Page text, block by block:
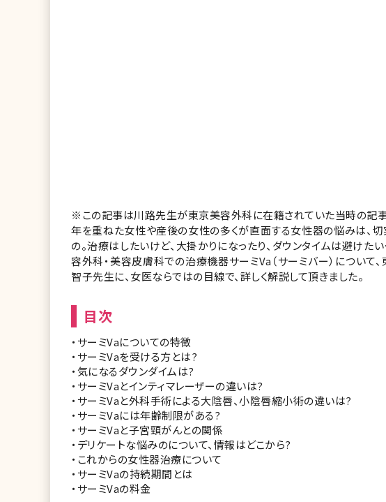
※この記事は川路先生が東京美容外科に在籍されていた当時の記事
年を重ねた女性や産後の女性の多くが直面する女性器の悩みは、
の。治療はしたいけど、大掛かりになったり、ダウンタイムは避け
容外科・美容皮膚科での治療機器サーミVa（サーミバー）につい
智子先生に、女医ならではの目線で、詳しく解説して頂きました。
目次
・サーミVaについての特徴
・サーミVaを受ける方とは?
・気になるダウンダイムは?
・サーミVaとインティマレーザーの違いは?
・サーミVaと外科手術による大陰唇、小陰唇縮小術の違いは?
・サーミVaには年齢制限がある?
・サーミVaと子宮頸がんとの関係
・デリケートな悩みのについて、情報はどこから?
・これからの女性器治療について
・サーミVaの持続期間とは
・サーミVaの料金